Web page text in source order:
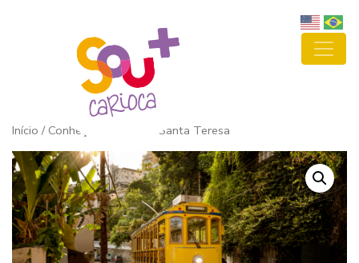
Início / Conheça o bairro de Santa Teresa